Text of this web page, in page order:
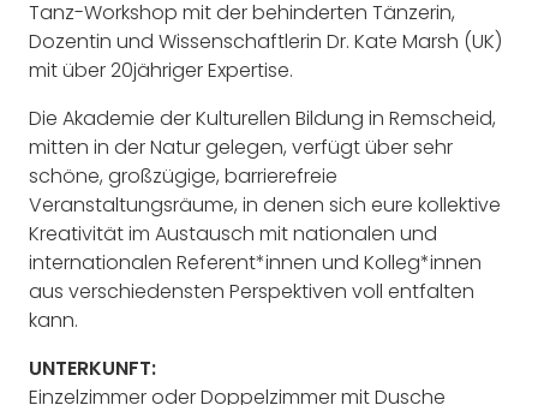
Tanz-Workshop mit der behinderten Tänzerin,
Dozentin und Wissenschaftlerin Dr. Kate Marsh (UK)
mit über 20jähriger Expertise.
Die Akademie der Kulturellen Bildung in Remscheid,
mitten in der Natur gelegen, verfügt über sehr
schöne, großzügige, barrierefreie
Veranstaltungsräume, in denen sich eure kollektive
Kreativität im Austausch mit nationalen und
internationalen Referent*innen und Kolleg*innen
aus verschiedensten Perspektiven voll entfalten
kann.
UNTERKUNFT:
Einzelzimmer oder Doppelzimmer mit Dusche